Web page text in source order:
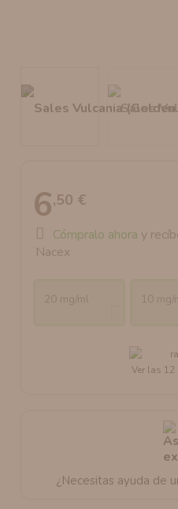
6,50 €
Cómpralo ahora y
Nacex
20 mg/ml 10 mg/
Ver las
¿Necesitas ayuda de